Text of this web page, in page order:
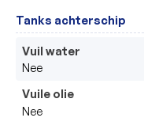
Tanks achterschip
Vuil water
Nee
Vuile olie
Nee